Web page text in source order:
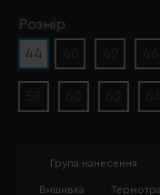
Розмір
44
Група нанесення
Вишивка